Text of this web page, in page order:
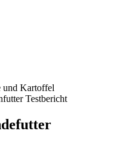
und Kartoffel
Testbericht